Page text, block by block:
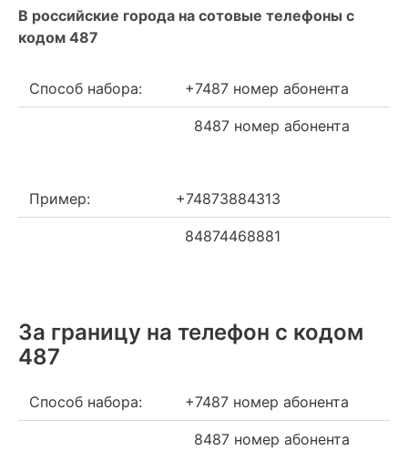
В российские города на сотовые телефоны с
кодом 487
Способ набора: +7487 номер абонента
8487 номер абонента
Пример: +74873884313
84874468881
За границу на телефон c кодом
487
Способ набора: +7487 номер абонента
8487 номер абонента